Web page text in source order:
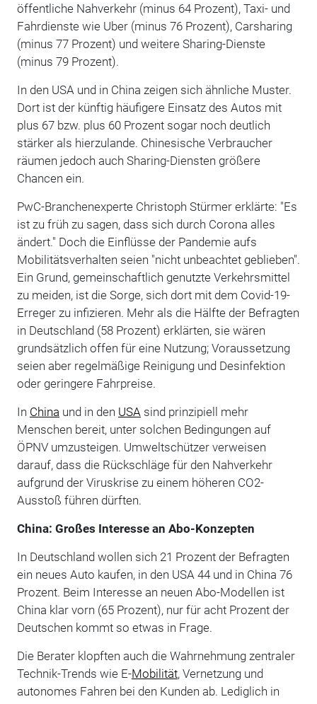
öffentliche Nahverkehr (minus 64 Prozent), Taxi- und
Fahrdienste wie Uber (minus 76 Prozent), Carsharing
(minus 77 Prozent) und weitere Sharing-Dienste
(minus 79 Prozent).
In den USA und in China zeigen sich ähnliche Muster.
Dort ist der künftig häufigere Einsatz des Autos mit
plus 67 bzw. plus 60 Prozent sogar noch deutlich
stärker als hierzulande. Chinesische Verbraucher
räumen jedoch auch Sharing-Diensten größere
Chancen ein.
PwC-Branchenexperte Christoph Stürmer erklärte: "Es
ist zu früh zu sagen, dass sich durch Corona alles
ändert." Doch die Einflüsse der Pandemie aufs
Mobilitätsverhalten seien "nicht unbeachtet geblieben".
Ein Grund, gemeinschaftlich genutzte Verkehrsmittel
zu meiden, ist die Sorge, sich dort mit dem Covid-19-
Erreger zu infizieren. Mehr als die Hälfte der Befragten
in Deutschland (58 Prozent) erklärten, sie wären
grundsätzlich offen für eine Nutzung; Voraussetzung
seien aber regelmäßige Reinigung und Desinfektion
oder geringere Fahrpreise.
In China und in den USA sind prinzipiell mehr
Menschen bereit, unter solchen Bedingungen auf
ÖPNV umzusteigen. Umweltschützer verweisen
darauf, dass die Rückschläge für den Nahverkehr
aufgrund der Viruskrise zu einem höheren CO2-
Ausstoß führen dürften.
China: Großes Interesse an Abo-Konzepten
In Deutschland wollen sich 21 Prozent der Befragten
ein neues Auto kaufen, in den USA 44 und in China 76
Prozent. Beim Interesse an neuen Abo-Modellen ist
China klar vorn (65 Prozent), nur für acht Prozent der
Deutschen kommt so etwas in Frage.
Die Berater klopften auch die Wahrnehmung zentraler
Technik-Trends wie E-Mobilität, Vernetzung und
autonomes Fahren bei den Kunden ab. Lediglich in